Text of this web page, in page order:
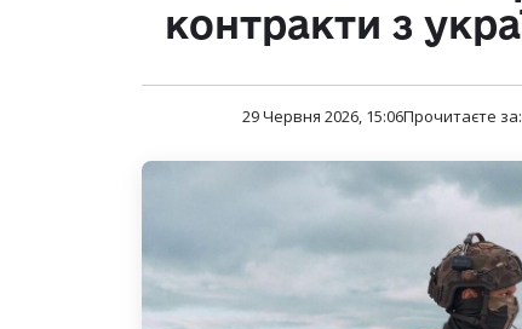
контракти з
29 Червня 2026, 15:06Прочитаєте за: